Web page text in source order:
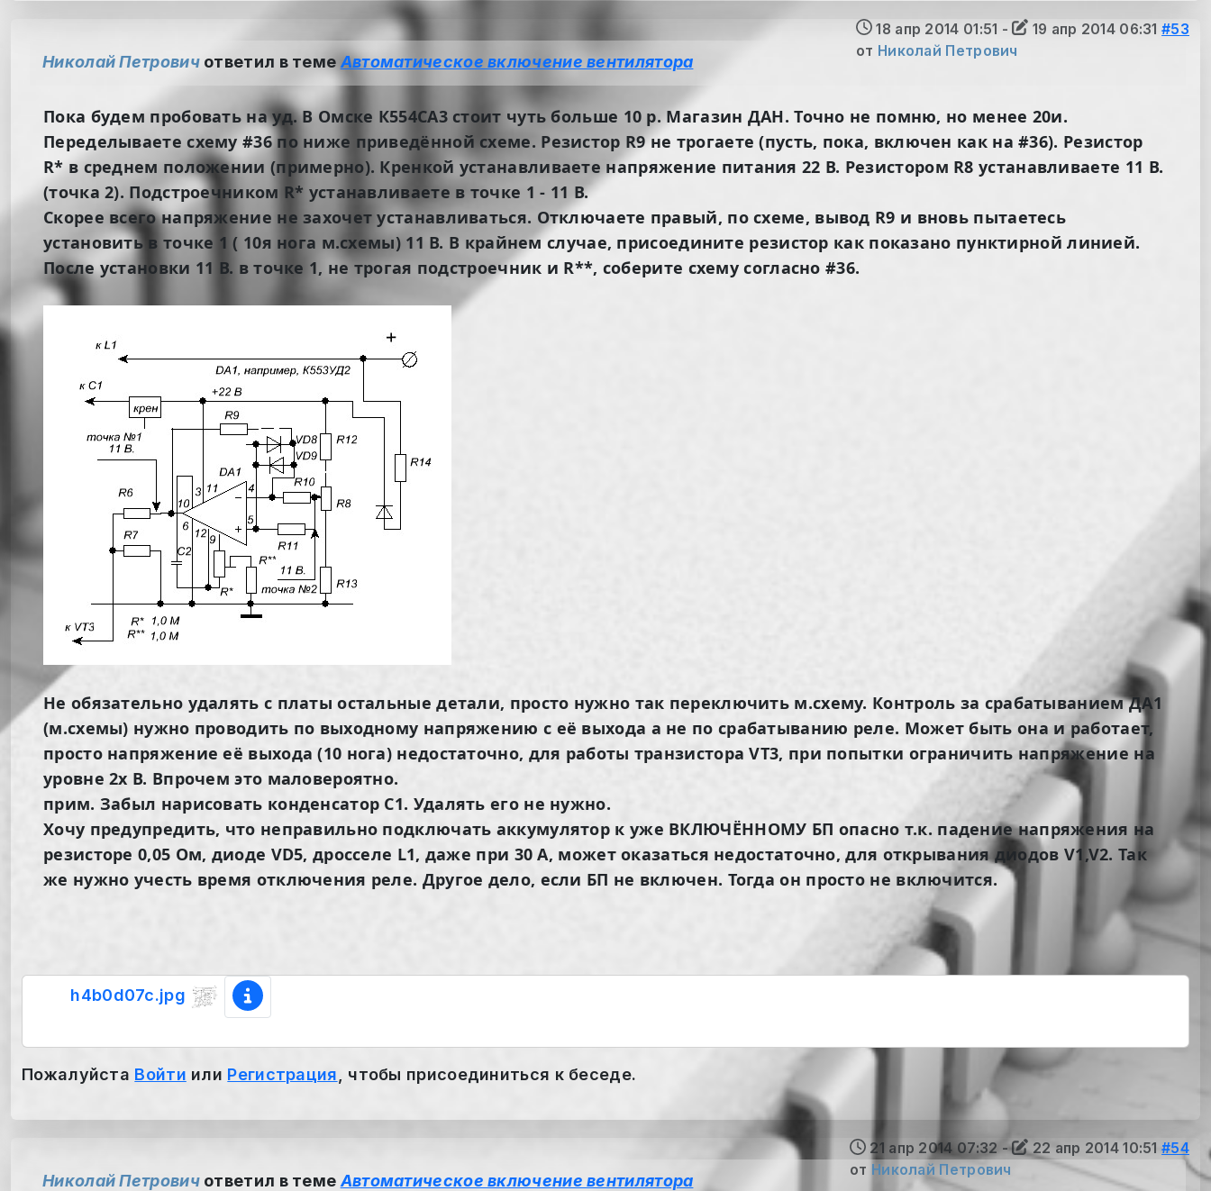
18 апр 2014 01:51 - 19 апр 2014 06:31 #53
от Николай Петрович
Николай Петровичответил в теме Автоматическое включение вентилятора
Пока будем пробовать на уд. В Омске К554СА3 стоит чуть больше 10 р. Магазин ДАН. Точно не помню, но менее 20и.
Переделываете схему #36 по ниже приведённой схеме. Резистор R9 не трогаете (пусть, пока, включен как на #36). Резистор
R* в среднем положении (примерно). Кренкой устанавливаете напряжение питания 22 В. Резистором R8 устанавливаете 11 В.
(точка 2). Подстроечником R* устанавливаете в точке 1 - 11 В.
Скорее всего напряжение не захочет устанавливаться. Отключаете правый, по схеме, вывод R9 и вновь пытаетесь
установить в точке 1 ( 10я нога м.схемы) 11 В. В крайнем случае, присоедините резистор как показано пунктирной линией.
После установки 11 В. в точке 1, не трогая подстроечник и R**, соберите схему согласно #36.
Не обязательно удалять с платы остальные детали, просто нужно так переключить м.схему. Контроль за срабатыванием ДА1
(м.схемы) нужно проводить по выходному напряжению с её выхода а не по срабатыванию реле. Может быть она и работает,
просто напряжение её выхода (10 нога) недостаточно, для работы транзистора VT3, при попытки ограничить напряжение на
уровне 2х В. Впрочем это маловероятно.
прим. Забыл нарисовать конденсатор С1. Удалять его не нужно.
Хочу предупредить, что неправильно подключать аккумулятор к уже ВКЛЮЧЁННОМУ БП опасно т.к. падение напряжения на
резисторе 0,05 Ом, диоде VD5, дросселе L1, даже при 30 А, может оказаться недостаточно, для открывания диодов V1,V2. Так
же нужно учесть время отключения реле. Другое дело, если БП не включен. Тогда он просто не включится.
h4b0d07c.jpg
Пожалуйста Войти или Регистрация , чтобы присоединиться к беседе.
21 апр 2014 07:32 - 22 апр 2014 10:51 #54
от Николай Петрович
Николай Петровичответил в теме Автоматическое включение вентилятора